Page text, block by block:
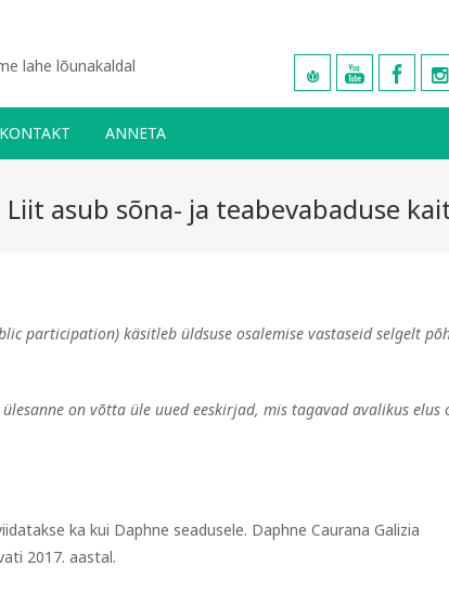
lahe lõunakaldal
KONTAKT ANNETA
asub sõna- ja teabevabaduse
participation) käsitleb üldsuse osalemise vastaseid selgelt
on võtta üle uued eeskirjad, mis tagavadavalikus elus
ka kui Daphne seadusele. Daphne Caurana Galizia
2017. aastal.